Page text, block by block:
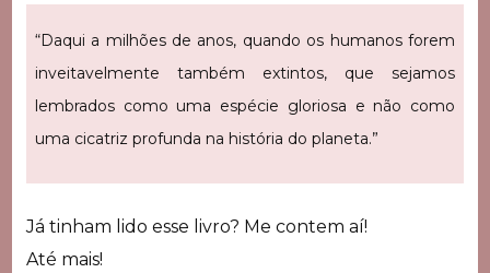
“Daqui a milhões de anos, quando os humanos forem
inveitavelmente também extintos, que sejamos
lembrados como uma espécie gloriosa e não como
uma cicatriz profunda na história do planeta.”
Já tinham lido esse livro? Me contem aí!
Até mais!